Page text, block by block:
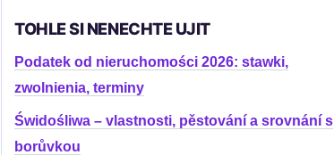
TOHLE SI NENECHTE UJIT
Podatek od nieruchomości 2026: stawki,
zwolnienia, terminy
Świdośliwa – vlastnosti, pěstování a srovnání s
borůvkou